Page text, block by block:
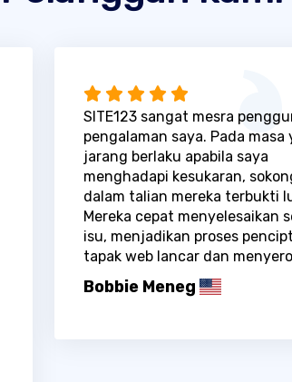
SITE123 sangat mesra
pengalaman saya. Pada masa
jarang berlaku apabila saya
menghadapi kesukaran,
dalam talian mereka terbukti
Mereka cepat menyelesaikan
isu, menjadikan proses
tapak web lancar dan
Bobbie Meneg